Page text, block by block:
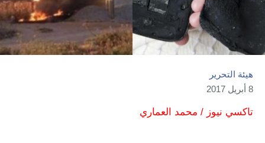
هيئة التحرير
8 أبريل 2017
تاكسي نيوز / محمد العماري